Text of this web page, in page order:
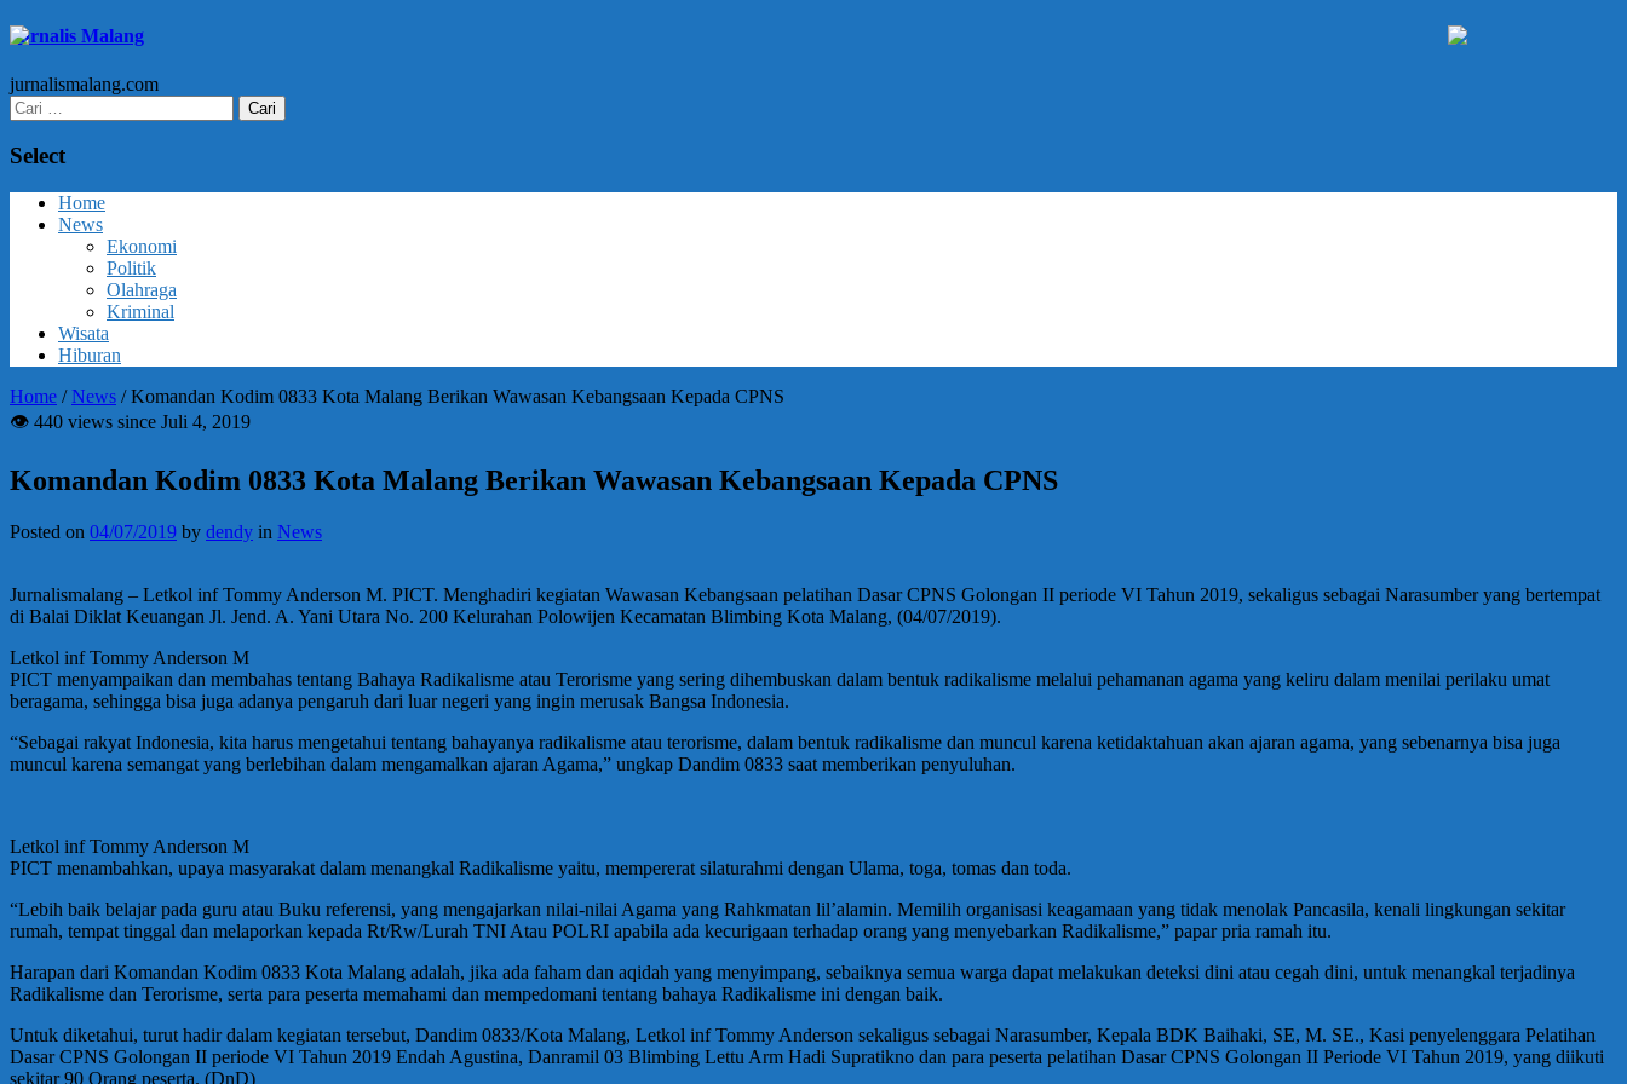
Jurnalis Malang
jurnalismalang.com
Cari
untuk:
Select
Home
News
Ekonomi
Politik
Olahraga
Kriminal
Wisata
Hiburan
Home /News /Komandan Kodim 0833 Kota Malang Berikan Wawasan Kebangsaan Kepada CPNS
👁 440 views since Juli 4, 2019
Komandan Kodim 0833 Kota Malang Berikan Wawasan Kebangsaan Kepada CPNS
Posted on 04/07/2019 by dendy in News
Jurnalismalang – Letkol inf Tommy Anderson M. PICT. Menghadiri kegiatan Wawasan Kebangsaan pelatihan Dasar CPNS Golongan II periode VI Tahun 2019, sekaligus sebagai Narasumber yang bertempat
di Balai Diklat Keuangan Jl. Jend. A. Yani Utara No. 200 Kelurahan Polowijen Kecamatan Blimbing Kota Malang, (04/07/2019).
Letkol inf Tommy Anderson M
PICT menyampaikan dan membahas tentang Bahaya Radikalisme atau Terorisme yang sering dihembuskan dalam bentuk radikalisme melalui pehamanan agama yang keliru dalam menilai perilaku umat
beragama, sehingga bisa juga adanya pengaruh dari luar negeri yang ingin merusak Bangsa Indonesia.
“Sebagai rakyat Indonesia, kita harus mengetahui tentang bahayanya radikalisme atau terorisme, dalam bentuk radikalisme dan muncul karena ketidaktahuan akan ajaran agama, yang sebenarnya bisa juga
muncul karena semangat yang berlebihan dalam mengamalkan ajaran Agama,” ungkap Dandim 0833 saat memberikan penyuluhan.
Letkol inf Tommy Anderson M
PICT menambahkan, upaya masyarakat dalam menangkal Radikalisme yaitu, mempererat silaturahmi dengan Ulama, toga, tomas dan toda.
“Lebih baik belajar pada guru atau Buku referensi, yang mengajarkan nilai-nilai Agama yang Rahkmatan lil’alamin. Memilih organisasi keagamaan yang tidak menolak Pancasila, kenali lingkungan sekitar
rumah, tempat tinggal dan melaporkan kepada Rt/Rw/Lurah TNI Atau POLRI apabila ada kecurigaan terhadap orang yang menyebarkan Radikalisme,” papar pria ramah itu.
Harapan dari Komandan Kodim 0833 Kota Malang adalah, jika ada faham dan aqidah yang menyimpang, sebaiknya semua warga dapat melakukan deteksi dini atau cegah dini, untuk menangkal terjadinya
Radikalisme dan Terorisme, serta para peserta memahami dan mempedomani tentang bahaya Radikalisme ini dengan baik.
Untuk diketahui, turut hadir dalam kegiatan tersebut, Dandim 0833/Kota Malang, Letkol inf Tommy Anderson sekaligus sebagai Narasumber, Kepala BDK Baihaki, SE, M. SE., Kasi penyelenggara Pelatihan
Dasar CPNS Golongan II periode VI Tahun 2019 Endah Agustina, Danramil 03 Blimbing Lettu Arm Hadi Supratikno dan para peserta pelatihan Dasar CPNS Golongan II Periode VI Tahun 2019, yang diikuti
sekitar 90 Orang peserta. (DnD)